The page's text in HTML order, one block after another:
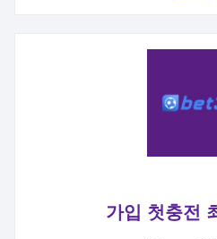
가입 첫충전